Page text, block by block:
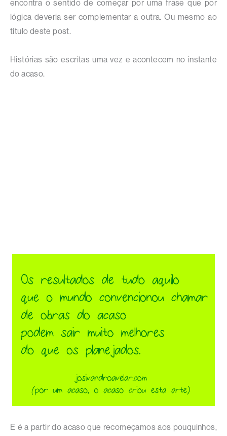
encontra o sentido de começar por uma frase que por
lógica deveria ser complementar a outra. Ou mesmo ao
título deste post.
Histórias são escritas uma vez e acontecem no instante
do acaso.
E é a partir do acaso que recomeçamos aos pouquinhos,